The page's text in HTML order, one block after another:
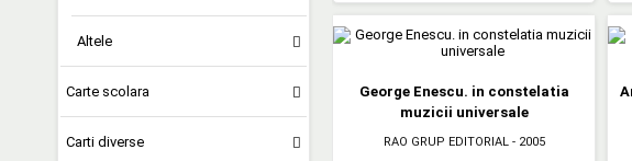
Altele
Carte scolara
Carti diverse
George Enescu. in constelatia
muzicii universale
RAO GRUP EDITORIAL- 2005